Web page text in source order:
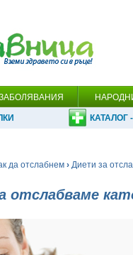
КАТАЛОГ
да отслабнем › Диети за
отслабваме